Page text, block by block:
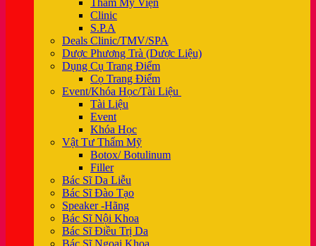
Thẩm Mỹ Viện
Clinic
S.P.A
Deals Clinic/TMV/SPA
Dược Phương Trà (Dược Liệu)
Dụng Cụ Trang Điểm
Cọ Trang Điểm
Event/Khóa Học/Tài Liệu
Tài Liệu
Event
Khóa Học
Vật Tư Thẩm Mỹ
Botox/ Botulinum
Filler
Bác Sĩ Da Liễu
Bác Sĩ Đào Tạo
Speaker -Hãng
Bác Sĩ Nội Khoa
Bác Sĩ Điều Trị Da
Bác Sĩ Ngoại Khoa